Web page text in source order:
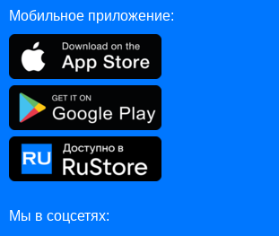
Мобильное приложение:
Мы в соцсетях: